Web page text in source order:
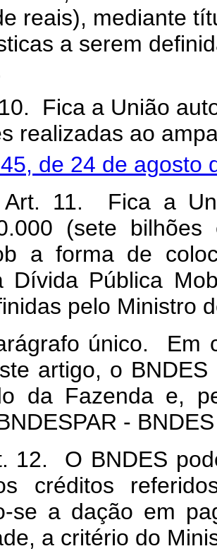
reais), mediante
a serem
a União
realizadas ao
de 24 de agosto
Fica a União
(sete
a forma de
Dívida Pública
pelo Ministro
único. Em
artigo, o
da Fazenda e,
-
O BNDES
créditos
se a dação em
a critério do